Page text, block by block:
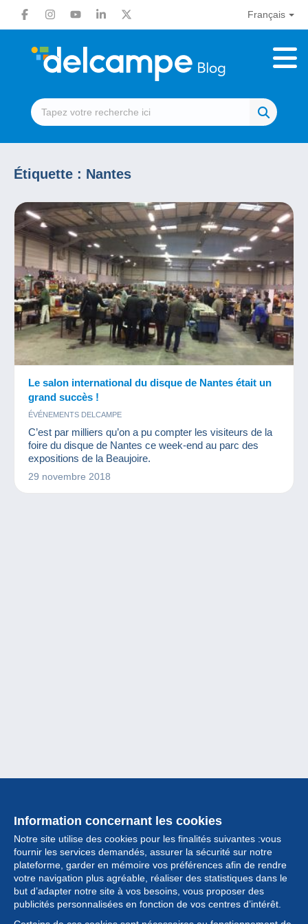
Français
Étiquette : Nantes
Le salon international du disque de Nantes était un
grand succès !
ÉVÉNEMENTS DELCAMPE
C’est par milliers qu’on a pu compter les visiteurs de la
foire du disque de Nantes ce week-end au parc des
expositions de la Beaujoire.
29 novembre 2018
Information concernant les cookies
Notre site utilise des cookies pour les finalités suivantes :vous
fournir les services demandés, assurer la sécurité sur notre
plateforme, garder en mémoire vos préférences afin de rendre
votre navigation plus agréable, réaliser des statistiques dans le
but d’adapter notre site à vos besoins, vous proposer des
publicités personnalisées en fonction de vos centres d’intérêt.
Collection